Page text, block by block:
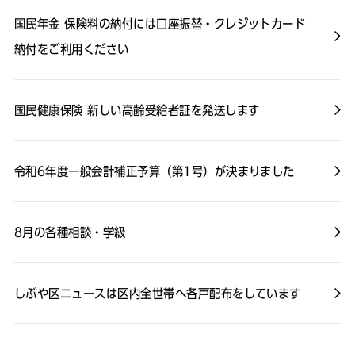
国民年金 保険料の納付には口座振替・クレジットカード
納付をご利用ください
国民健康保険 新しい高齢受給者証を発送します
令和6年度一般会計補正予算（第1号）が決まりました
8月の各種相談・学級
しぶや区ニュースは区内全世帯へ各戸配布をしています